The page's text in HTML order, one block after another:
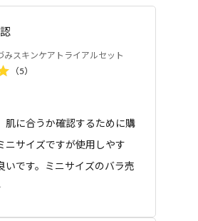
イソヘキサデカン、（アクリル酸
/アクリロイルジメチルタウリン
カルボマー、水酸化Na、トコフェ
ンホ酢酸Na、ココイルメチルタウ
ルアスパラギン酸Na、ラウリン酸
、デシルグルコシド、加水分解水
ーテル、乳酸桿菌/トウキンセン
みローション
または手のひらに適量（約500円玉
にやさしくなじませてください。
ませた後、両手で顔全体を包み込
えると角層のすみずみまで浸透し
後、オイルなどを重ねて化粧水の
ださい。
鹸
みフ
洗顔ホイップ
カレンデュラ手づみフ
みスキンケアトライアルセット
（5）
肌に合うか確認するために購
ニサイズですが使用しやす
いです。ミニサイズのバラ売
便利だと思いました。